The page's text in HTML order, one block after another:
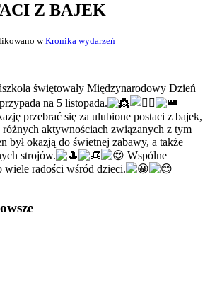
Z BAJEK
wKronika wydarzeń
świętowały Międzynarodowy Dzień
na 5 listopada.
przebrać się za ulubione postaci z bajek,
różnych aktywnościach związanych z tym
był okazją do świetnej zabawy, a także
strojów.
Wspólne
wiele radości wśród dzieci.